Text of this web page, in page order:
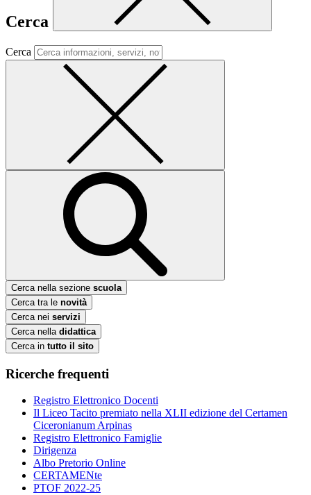
Cerca
Cerca
Cerca nella sezione scuola
Cerca tra le novità
Cerca nei servizi
Cerca nella didattica
Cerca in tutto il sito
Ricerche frequenti
Registro Elettronico Docenti
Il Liceo Tacito premiato nella XLII edizione del Certamen
Ciceronianum Arpinas
Registro Elettronico Famiglie
Dirigenza
Albo Pretorio Online
CERTAMENte
PTOF 2022-25